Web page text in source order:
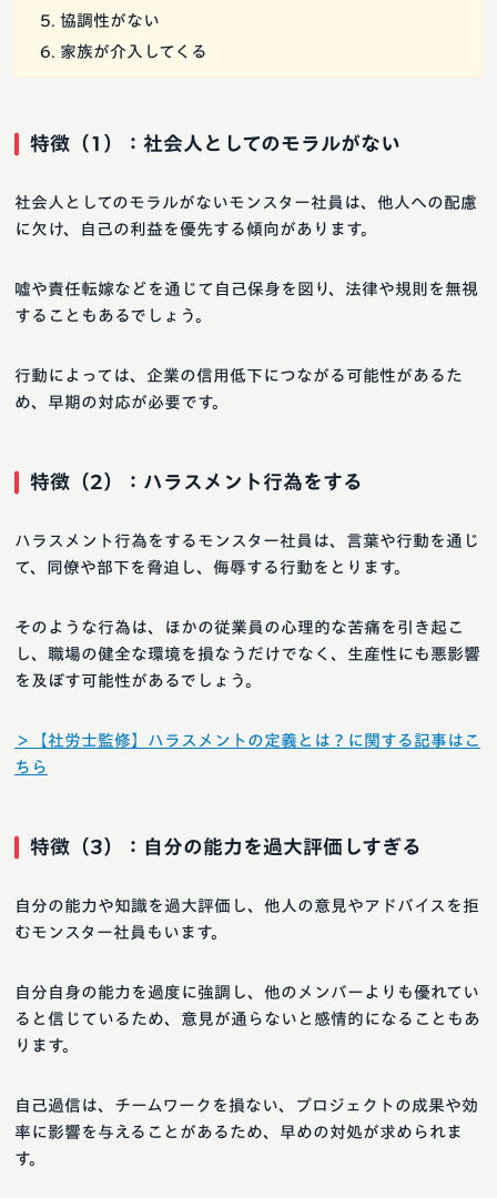
協調性がない
家族が介入してくる
特徴（1）：社会人としてのモラルがない
社会人としてのモラルがないモンスター社員は、他人への配慮
に欠け、自己の利益を優先する傾向があります。
嘘や責任転嫁などを通じて自己保身を図り、法律や規則を無視
することもあるでしょう。
行動によっては、企業の信用低下につながる可能性があるた
め、早期の対応が必要です。
特徴（2）：ハラスメント行為をする
ハラスメント行為をするモンスター社員は、言葉や行動を通じ
て、同僚や部下を脅迫し、侮辱する行動をとります。
そのような行為は、ほかの従業員の心理的な苦痛を引き起こ
し、職場の健全な環境を損なうだけでなく、生産性にも悪影響
を及ぼす可能性があるでしょう。
＞【社労士監修】ハラスメントの定義とは？に関する記事はこ
ちら
特徴（3）：自分の能力を過大評価しすぎる
自分の能力や知識を過大評価し、他人の意見やアドバイスを拒
むモンスター社員もいます。
自分自身の能力を過度に強調し、他のメンバーよりも優れてい
ると信じているため、意見が通らないと感情的になることもあ
ります。
自己過信は、チームワークを損ない、プロジェクトの成果や効
率に影響を与えることがあるため、早めの対処が求められま
す。